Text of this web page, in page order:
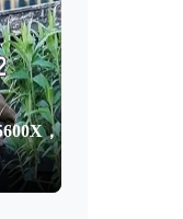
，